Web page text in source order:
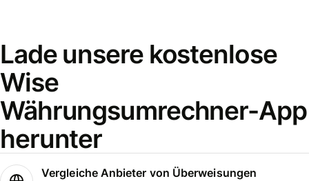
Lade unsere kostenlose
Wise
Währungsumrechner-App
herunter
Vergleiche Anbieter von Überweisungen